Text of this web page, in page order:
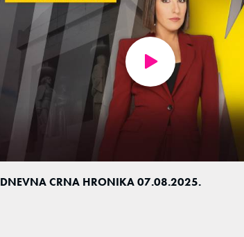
DNEVNA CRNA HRONIKA 07.08.2025.